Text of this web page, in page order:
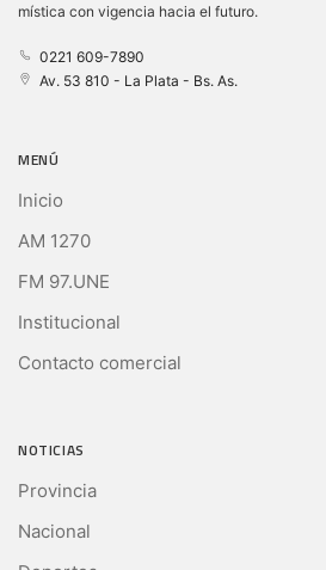
mística con vigencia hacia el futuro.
0221 609-7890
Av. 53 810 - La Plata - Bs. As.
MENÚ
Inicio
AM 1270
FM 97.UNE
Institucional
Contacto comercial
NOTICIAS
Provincia
Nacional